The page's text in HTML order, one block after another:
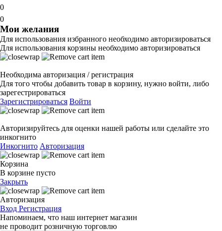
0
0
Мои желания
Для использования избранного необходимо авторизироваться
Для использования корзины необходимо авторизироваться
Необходима авторизация / регистрация
Для того чтобы добавить товар в корзину, нужно войти, либо
зарегестрироваться
Зарегистрироваться Войти
Авторизируйтесь для оценки нашей работы или сделайте это
инкогнито
Инкогнито Авторизация
Корзина
В корзине пусто
Закрыть
Авторизация
Вход Регистрация
Напоминаем, что наш интернет магазин
не проводит розничную торговлю